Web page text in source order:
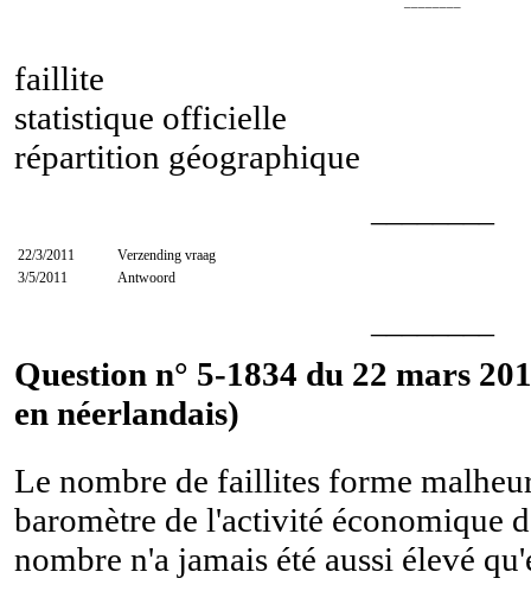
faillite
statistique officielle
répartition géographique
22/3/2011
Verzending vraag
3/5/2011
Antwoord
Question n° 5-1834 du 22 mars
en néerlandais)
Le nombre de faillites forme
baromètre de l'activité économique
nombre n'a jamais été aussi élevé